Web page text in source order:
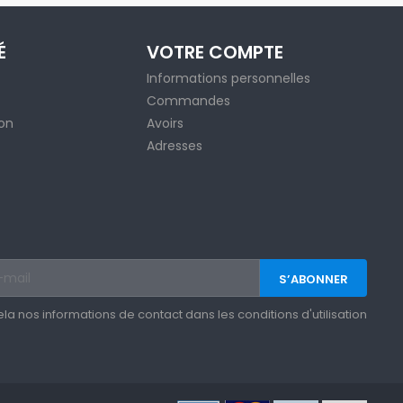
VOTRE COMPTE
Informations personnelles
Commandes
Avoirs
Adresses
nos informations de contact dans les conditions d'utilisation